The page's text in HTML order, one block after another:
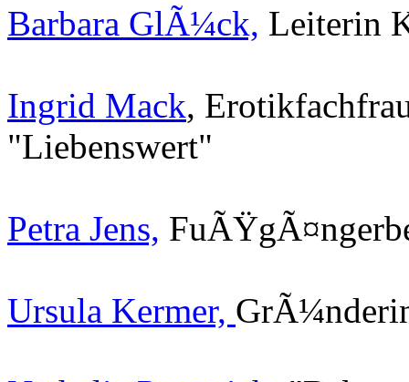
Barbara GlÃ¼ck, Leiterin
Ingrid Mack,
"Liebenswert"
Petra Jens,
Ursula Kermer,